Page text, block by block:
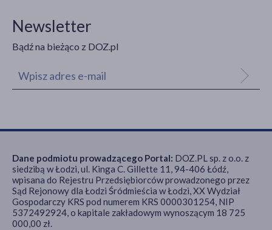
Newsletter
Bądź na bieżąco z DOZ.pl
Dane podmiotu prowadzącego Portal: DOZ.PL sp. z o.o. z
siedzibą w Łodzi, ul. Kinga C. Gillette 11, 94-406 Łódź,
wpisana do Rejestru Przedsiębiorców prowadzonego przez
Sąd Rejonowy dla Łodzi Śródmieścia w Łodzi, XX Wydział
Gospodarczy KRS pod numerem KRS 0000301254, NIP
5372492924, o kapitale zakładowym wynoszącym 18 725
000,00 zł.